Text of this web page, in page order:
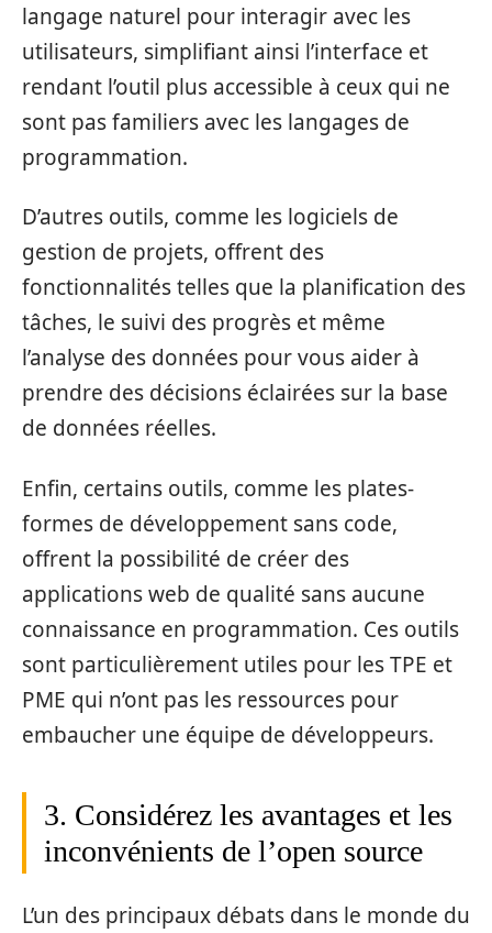
langage naturel pour interagir avec les
utilisateurs, simplifiant ainsi l’interface et
rendant l’outil plus accessible à ceux qui ne
sont pas familiers avec les langages de
programmation.
D’autres outils, comme les logiciels de
gestion de projets, offrent des
fonctionnalités telles que la planification des
tâches, le suivi des progrès et même
l’analyse des données pour vous aider à
prendre des décisions éclairées sur la base
de données réelles.
Enfin, certains outils, comme les plates-
formes de développement sans code,
offrent la possibilité de créer des
applications web de qualité sans aucune
connaissance en programmation. Ces outils
sont particulièrement utiles pour les TPE et
PME qui n’ont pas les ressources pour
embaucher une équipe de développeurs.
3. Considérez les avantages et les
inconvénients de l’open source
L’un des principaux débats dans le monde du